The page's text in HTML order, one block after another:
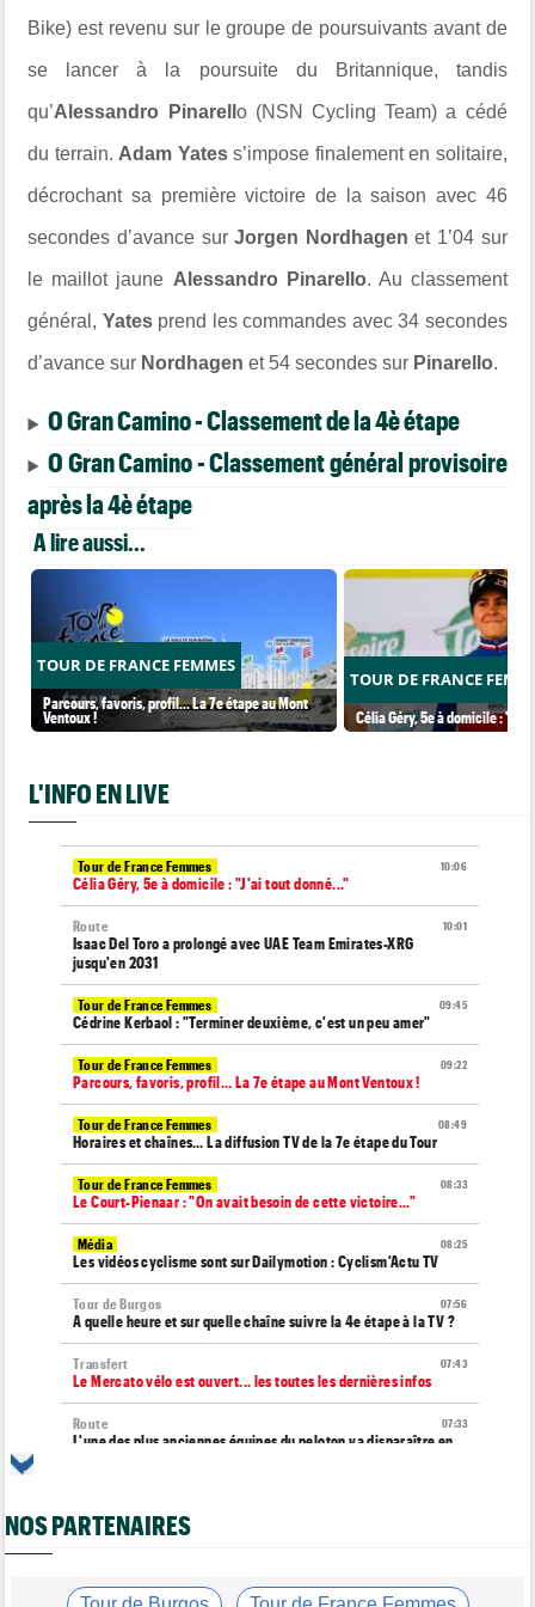
Bike) est revenu sur le groupe de poursuivants avant de
se lancer à la poursuite du Britannique, tandis
qu’Alessandro Pinarell o (NSN Cycling Team) a cédé
du terrain. Adam Yatess’impose finalement en solitaire,
décrochant sa première victoire de la saison avec 46
secondes d’avance surJorgen Nordhagenet 1’04 sur
le maillot jaune Alessandro Pinarello. Au classement
général, Yates prend les commandes avec 34 secondes
d’avance sur Nordhagenet 54 secondes sur Pinarello.
O Gran Camino - Classement de la 4è étape
O Gran Camino - Classement général provisoire
après la 4è étape
A lire aussi...
TOUR DE FRANCE FEMMES
Parcours, favoris, profil… La 7e étape au Mont
Ventoux !
TOUR DE FRANCE
Célia Géry, 5e à domicile :
L'INFO EN LIVE
10:06
Tour de France Femmes
Célia Géry, 5e à domicile : "J'ai tout donné..."
10:01
Route
Isaac Del Toro a prolongé avec UAE Team Emirates-XRG
jusqu'en 2031
09:45
Tour de France Femmes
Cédrine Kerbaol : "Terminer deuxième, c'est un peu amer"
09:22
Tour de France Femmes
Parcours, favoris, profil… La 7e étape au Mont Ventoux !
08:49
Tour de France Femmes
Horaires et chaînes… La diffusion TV de la 7e étape du Tour
08:33
Tour de France Femmes
Le Court-Pienaar : "On avait besoin de cette victoire..."
08:25
Média
Les vidéos cyclisme sont sur Dailymotion : Cyclism'Actu TV
07:56
Tour de Burgos
A quelle heure et sur quelle chaîne suivre la 4e étape à la TV ?
07:43
Transfert
Le Mercato vélo est ouvert... les toutes les dernières infos
07:33
Route
L'une des plus anciennes équipes du peloton va disparaître en
Diffusion TV... quelle heure et quelle chaîne la 5e étape ?
NOS PARTENAIRES